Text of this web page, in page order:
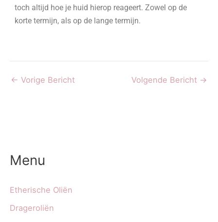
toch altijd hoe je huid hierop reageert. Zowel op de
korte termijn, als op de lange termijn.
← Vorige Bericht Volgende Bericht →
Menu
Etherische Oliën
Drageroliën